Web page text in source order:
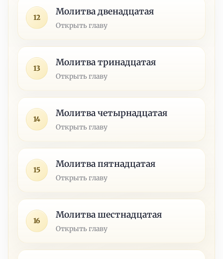
12
Молитва двенадцатая
Открыть главу
13
Молитва тринадцатая
Открыть главу
14
Молитва четырнадцатая
Открыть главу
15
Молитва пятнадцатая
Открыть главу
16
Молитва шестнадцатая
Открыть главу